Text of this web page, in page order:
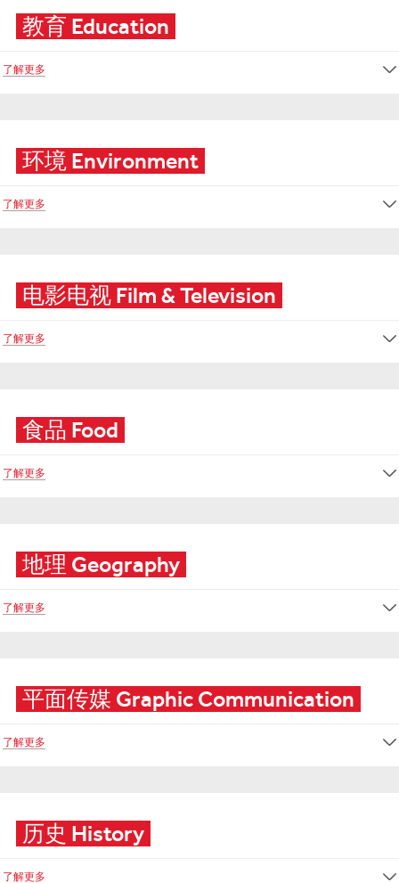
教育 Education
了解更多
环境 Environment
了解更多
电影电视 Film & Television
了解更多
食品 Food
了解更多
地理 Geography
了解更多
平面传媒 Graphic Communication
了解更多
历史 History
了解更多